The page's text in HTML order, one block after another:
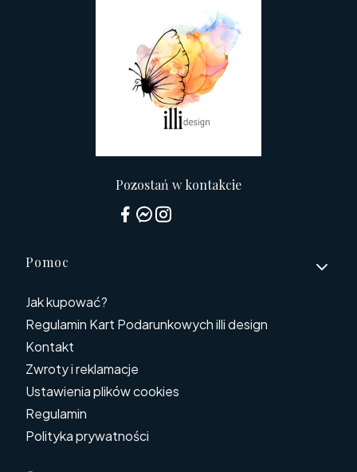
Pozostań w kontakcie
Linki w stopce
Pomoc
Jak kupować?
Regulamin Kart Podarunkowych illi design
Kontakt
Zwroty i reklamacje
Ustawienia plików cookies
Regulamin
Polityka prywatności